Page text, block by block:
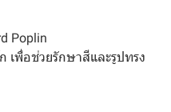
Poplin
เพื่อช่วยรักษาสีและรูปทรง